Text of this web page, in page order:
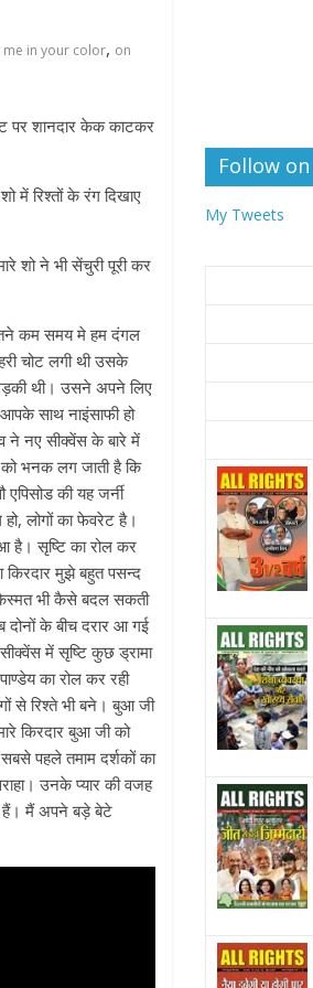
me in your color, on
पर शानदार केक काटकर
में रिश्तों के रंग दिखाए
शो ने भी सेंचुरी पूरी कर
कम समय मे हम दंगल
चोट लगी थी उसके
थी। उसने अपने लिए
साथ नाइंसाफी हो
ने नए सीक्वेंस के बारे में
को भनक लग जाती है कि
की यह जर्नी
लोगों का फेवरेट है।
है। सृष्टि का रोल कर
किरदार मुझे बहुत पसन्द
भी कैसे बदल सकती
के बीच दरार आ गई
में सृष्टि कुछ ड्रामा
का रोल कर रही
से रिश्ते भी बने। बुआ जी
किरदार बुआ जी को
पहले तमाम दर्शकों का
उनके प्यार की वजह
हैं। मैं अपने बड़े बेटे
Follow
My Tweets